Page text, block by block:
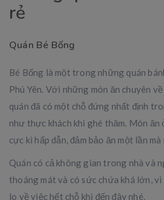
rẻ
Quán Bé Bống
Bé Bống là một trong những quán
Phú Yên. Với những món ăn chuyên
quán đã có một chỗ đứng nhất định
như thực khách khi ghé thăm. Món ăn
cực kì hấp dẫn, đảm bảo ăn một lần
Quán có cả không gian trong nhà và
thoáng mát và có sức chứa khá lớn, vì
lo về việc hết chỗ khi đến đây nhé.